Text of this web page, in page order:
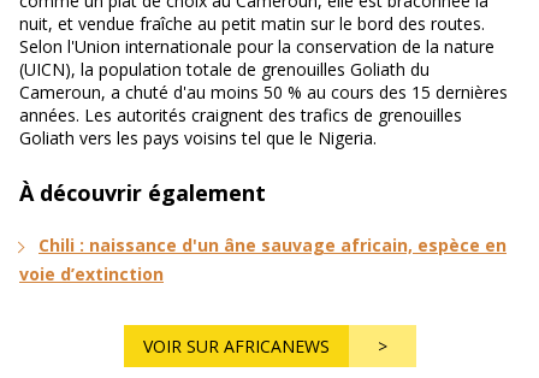
nuit, et vendue fraîche au petit matin sur le bord des routes.
Selon l'Union internationale pour la conservation de la nature
(UICN), la population totale de grenouilles Goliath du
Cameroun, a chuté d'au moins 50 % au cours des 15 dernières
années. Les autorités craignent des trafics de grenouilles
Goliath vers les pays voisins tel que le Nigeria.
À découvrir également
Chili : naissance d'un âne sauvage africain, espèce en
voie d’extinction
VOIR SUR AFRICANEWS >